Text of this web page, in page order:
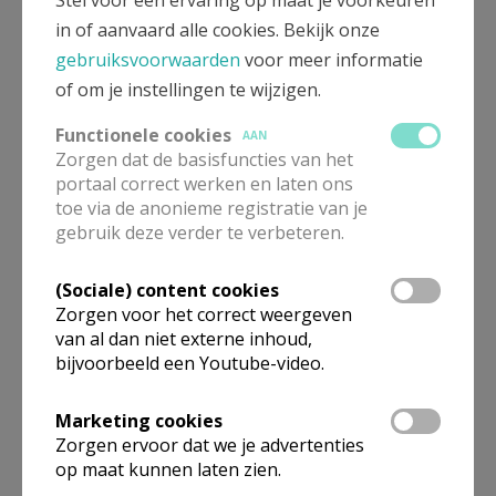
Beroepsvereniging Zorgpastores
in of aanvaard alle cookies. Bekijk onze
gebruiksvoorwaarden voor meer informatie
of om je instellingen te wijzigen.
Functionele cookies
AAN
Zorgen dat de basisfuncties van het
portaal correct werken en laten ons
toe via de anonieme registratie van je
gebruik deze verder te verbeteren.
(Sociale) content cookies
Zorgen voor het correct weergeven
van al dan niet externe inhoud,
bijvoorbeeld een Youtube-video.
Marketing cookies
Zorgen ervoor dat we je advertenties
op maat kunnen laten zien.